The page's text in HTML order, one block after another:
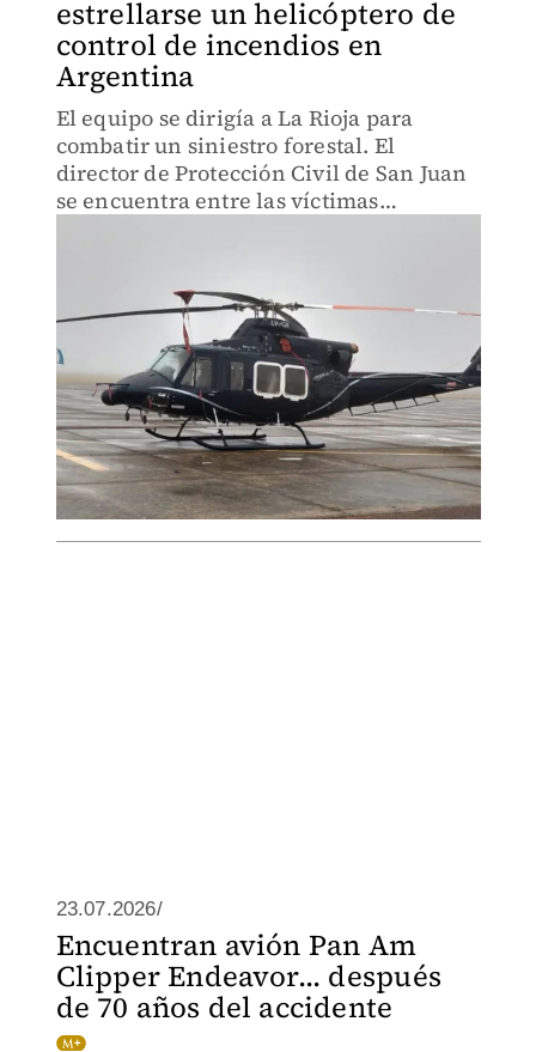
estrellarse un helicóptero de
control de incendios en
Argentina
El equipo se dirigía a La Rioja para
combatir un siniestro forestal. El
director de Protección Civil de San Juan
se encuentra entre las víctimas
23.07.2026/
Encuentran avión Pan Am
Clipper Endeavor... después
de 70 años del accidente